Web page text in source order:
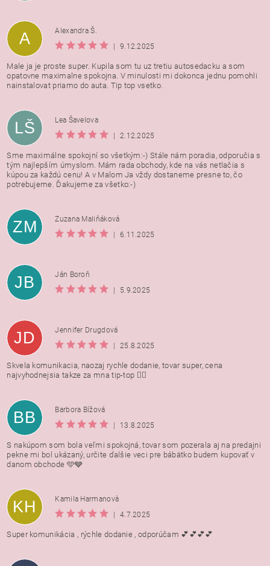
A
Alexandra Š.
9.12.2025
Male ja je proste super. Kupila som tu uz tretiu autosedacku a som
opatovne maximalne spokojna. V minulosti mi dokonca jednu pomohli
nainstalovat priamo do auta. Tip top vsetko.
LŠ
Lea Šavelova
2.12.2025
Sme maximálne spokojní so všetkým:-) Stále nám poradia, odporučia s
tým najlepším úmyslom. Mám rada obchody, kde na vás netlačia s
kúpou za každú cenu! A v Malom Ja vždy dostaneme presne to, čo
potrebujeme. Ďakujeme za všetko:-)
ZM
Zuzana Maliňáková
6.11.2025
JB
Ján Boroň
5.9.2025
JD
Jennifer Drugdová
25.8.2025
Skvela komunikacia, naozaj rychle dodanie, tovar super, cena
najvyhodnejsia takze za mna tip-top 👍🏻
BB
Barbora Bížová
13.8.2025
S nakúpom som bola veľmi spokojná, tovar som pozerala aj na predajni
pekne mi bol ukázaný, určite ďalšie veci pre bábätko budem kupovať v
danom obchode 🩵🩶
KH
Kamila Harmanovà
4.7.2025
Super komunikácia , rýchle dodanie , odporúčam 💕💕💕💕